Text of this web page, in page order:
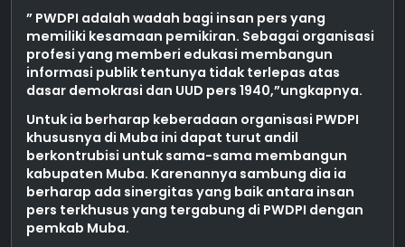
” PWDPI adalah wadah bagi insan pers yang
memiliki kesamaan pemikiran. Sebagai organisasi
profesi yang memberi edukasi membangun
informasi publik tentunya tidak terlepas atas
dasar demokrasi dan UUD pers 1940,”ungkapnya.
Untuk ia berharap keberadaan organisasi PWDPI
khususnya di Muba ini dapat turut andil
berkontrubisi untuk sama-sama membangun
kabupaten Muba. Karenannya sambung dia ia
berharap ada sinergitas yang baik antara insan
pers terkhusus yang tergabung di PWDPI dengan
pemkab Muba.